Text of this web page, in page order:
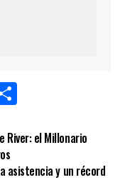
River: el Millonario
asistencia y un récord